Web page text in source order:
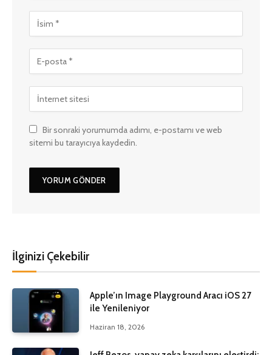
Bir sonraki yorumumda adımı, e-postamı ve web
sitemi bu tarayıcıya kaydedin.
İlginizi Çekebilir
Apple’ın Image Playground Aracı iOS 27
ile Yenileniyor
Haziran 18, 2026